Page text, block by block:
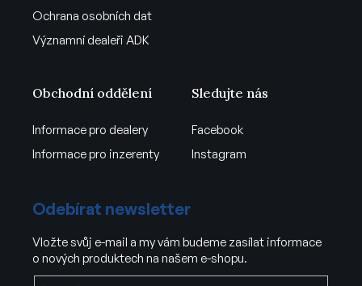
Ochrana osobních dat
Významní dealeři ADK
Obchodní oddělení
Informace pro dealery
Informace pro inzerenty
Sledujte nás
Facebook
Instagram
Odebírat newsletter
Vložte svůj e-mail a my vám budeme zasílat informace
o nových produktech na našem e-shopu.